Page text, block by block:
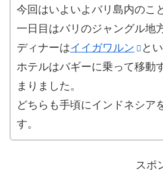
今回はいよいよバリ島内のこ
一日目はバリのジャングル地
ディナーはイイガワルン
と
ホテルはバギーに乗って移動
まりました。
どちらも手頃にインドネシア
す。
スポ